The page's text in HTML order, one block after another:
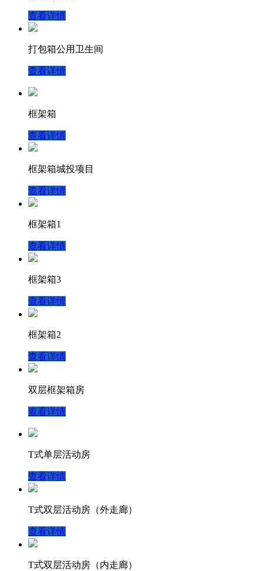
查看详情
打包箱公用卫生间
查看详情
框架箱
查看详情
框架箱城投项目
查看详情
框架箱1
查看详情
框架箱3
查看详情
框架箱2
查看详情
双层框架箱房
查看详情
T式单层活动房
查看详情
T式双层活动房（外走廊）
查看详情
T式双层活动房（内走廊）